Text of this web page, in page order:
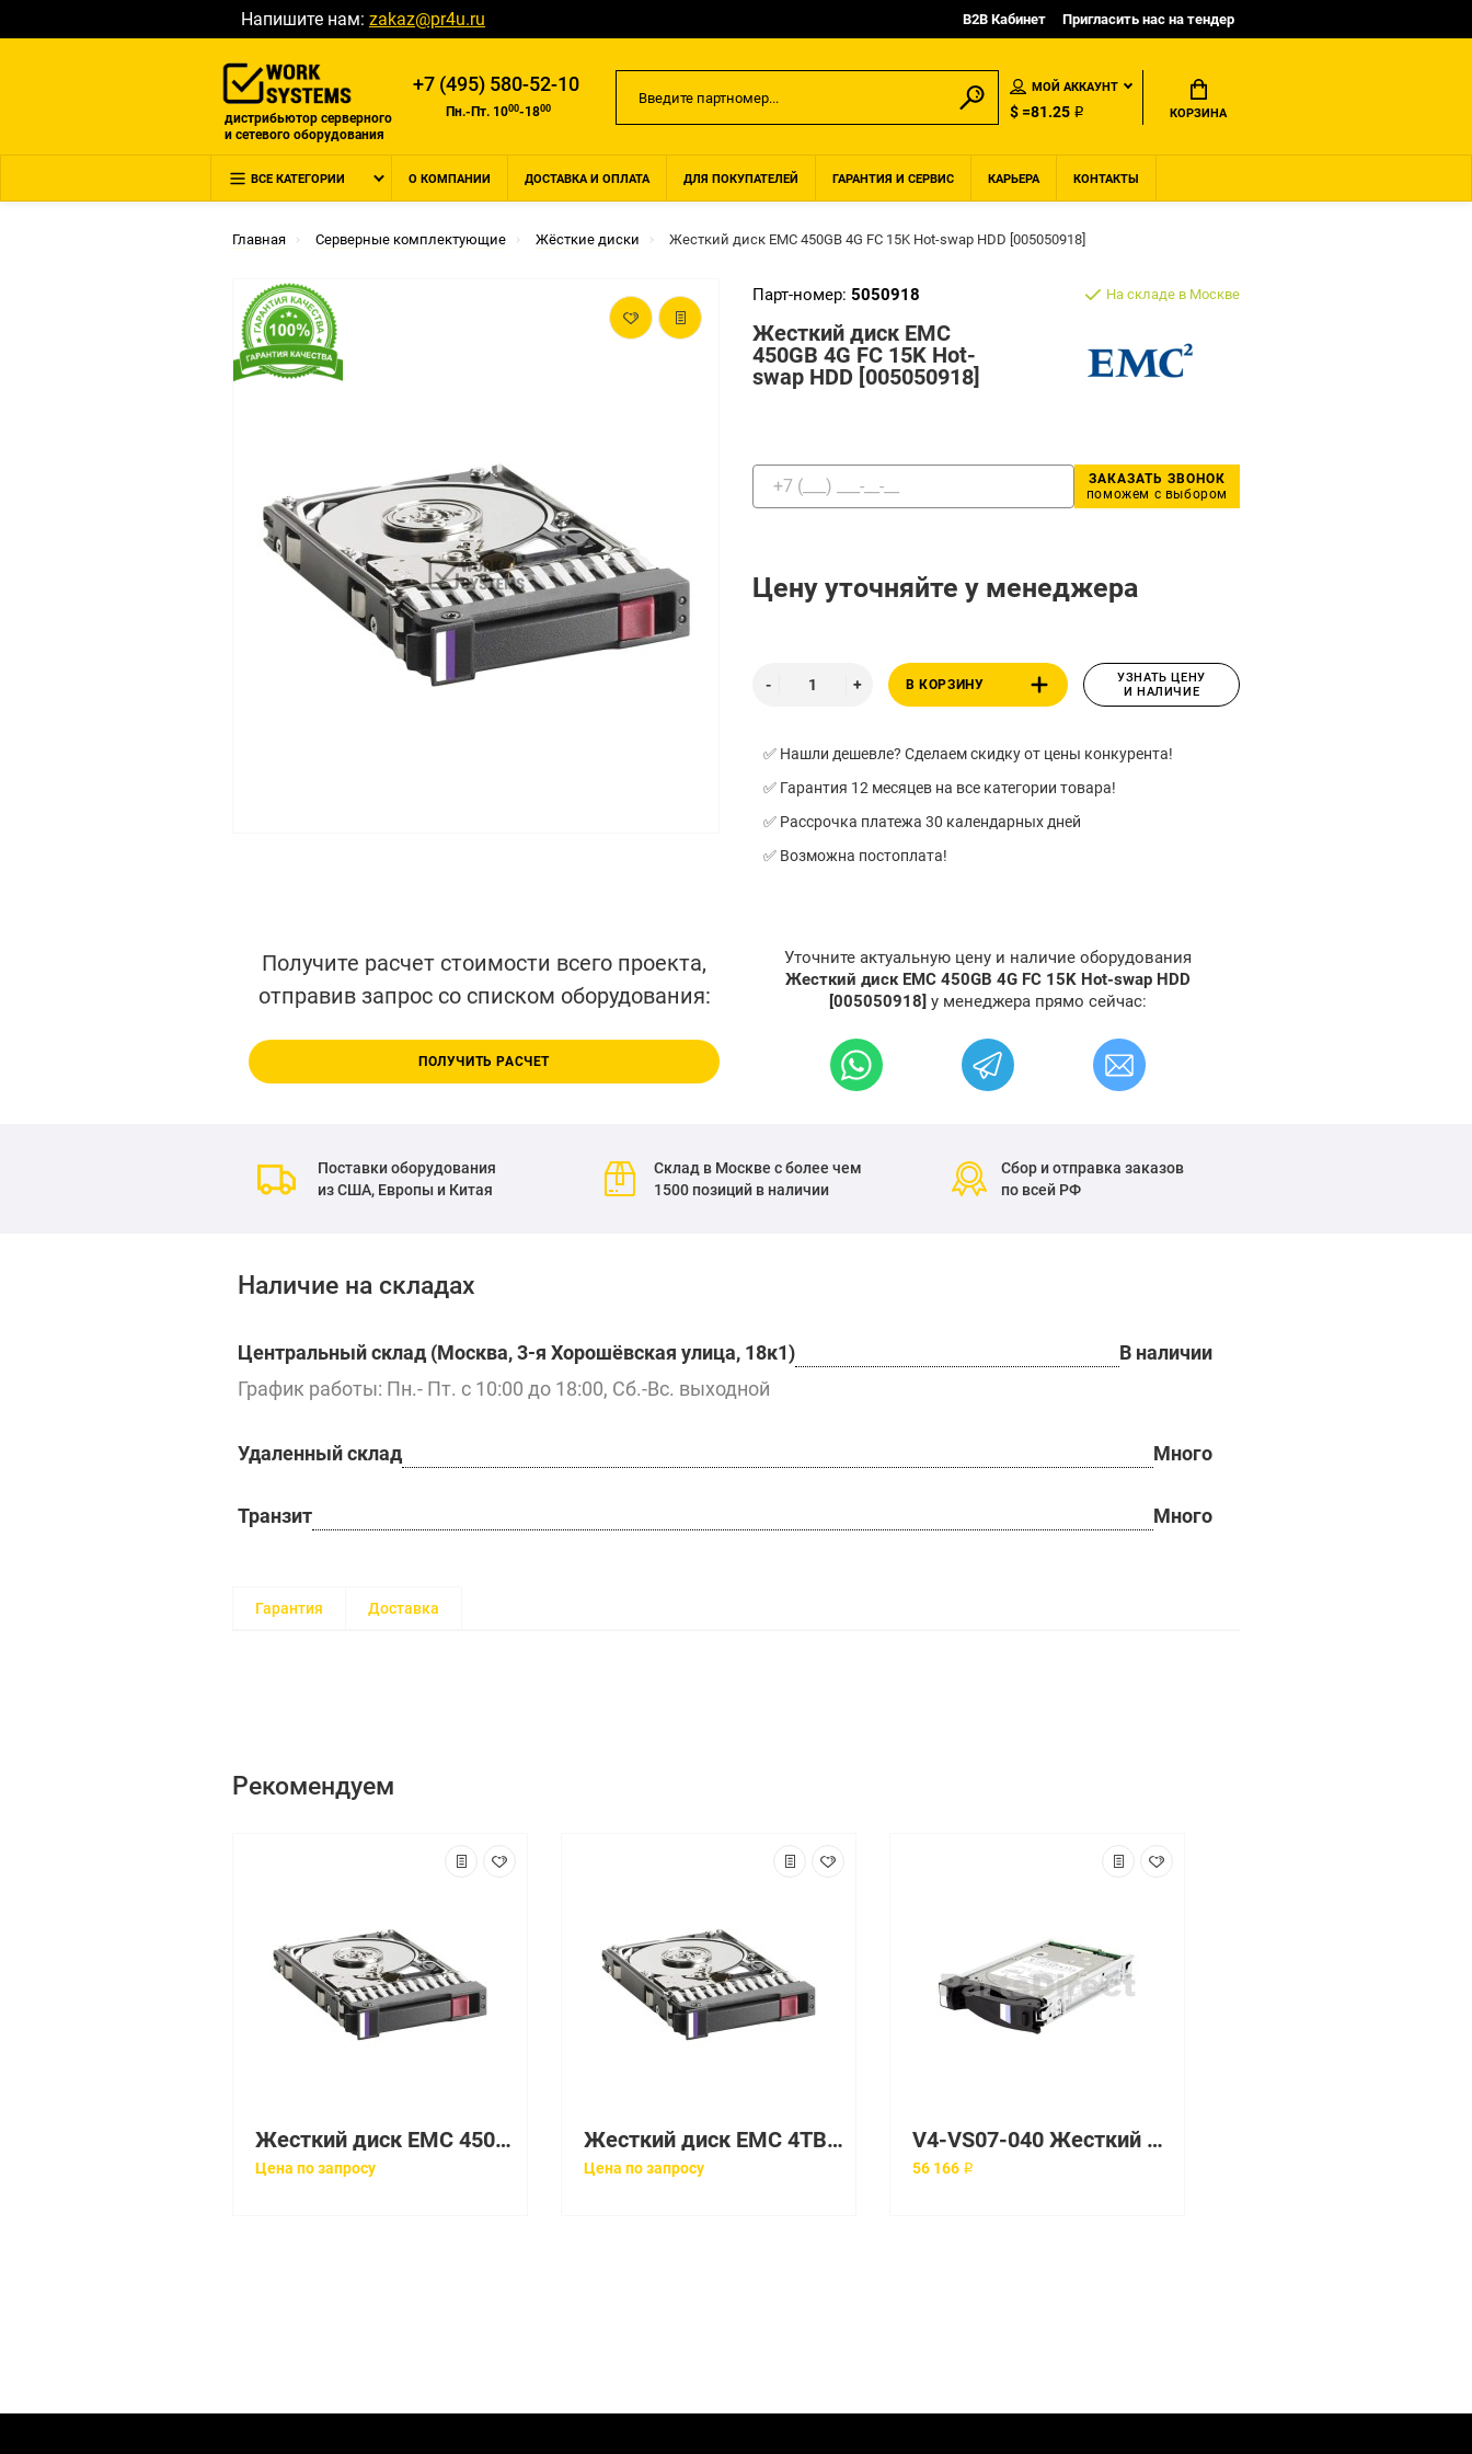
Напишите нам: zakaz@pr4u.ru B2B Кабинет Пригласить нас на тендер
дистрибьютор серверного
и сетевого оборудования
+7 (495) 580-52-10
Пн.-Пт. 1000-1800
МОЙ АККАУНТ
$ =81.25 ₽ КОРЗИНА
ВСЕ КАТЕГОРИИ О КОМПАНИИ ДОСТАВКА И ОПЛАТА ДЛЯ ПОКУПАТЕЛЕЙ ГАРАНТИЯ И СЕРВИС КАРЬЕРА КОНТАКТЫ
Главная Серверные комплектующие Жёсткие диски Жесткий диск EMC 450GB 4G FC 15K Hot-swap HDD [005050918]
Парт-номер: 5050918
Жесткий диск EMC
450GB 4G FC 15K Hot-
swap HDD [005050918]
На складе в Москве
ЗАКАЗАТЬ ЗВОНОК
поможем с выбором
Цену уточняйте у менеджера
В КОРЗИНУ
УЗНАТЬ ЦЕНУ
И НАЛИЧИЕ
✅ Нашли дешевле? Сделаем скидку от цены конкурента!
✅ Гарантия 12 месяцев на все категории товара!
✅ Рассрочка платежа 30 календарных дней
✅ Возможна постоплата!
Получите расчет стоимости всего проекта,
отправив запрос со списком оборудования:
ПОЛУЧИТЬ РАСЧЕТ
Уточните актуальную цену и наличие оборудования
Жесткий диск EMC 450GB 4G FC 15K Hot-swap HDD
[005050918] у менеджера прямо сейчас:
Поставки оборудования
из США, Европы и Китая
Склад в Москве с более чем
1500 позиций в наличии
Сбор и отправка заказов
по всей РФ
Наличие на складах
Центральный склад (Москва, 3-я Хорошёвская улица, 18к1)
В наличии
График работы: Пн.- Пт. с 10:00 до 18:00, Сб.-Вс. выходной
Удаленный склад Много
Транзит Много
Гарантия Доставка
Рекомендуем
Жесткий диск EMC 450GB 4G FC 15K Hot-swap HDD [005050917]
Цена по запросу
Жесткий диск EMC 4TB 6G 7.2K LFF SAS HDD [005050749]
Цена по запросу
V4-VS07-040 Жесткий диск EMC 4 Тб 3.5" 7200 об/мин
56 166 ₽